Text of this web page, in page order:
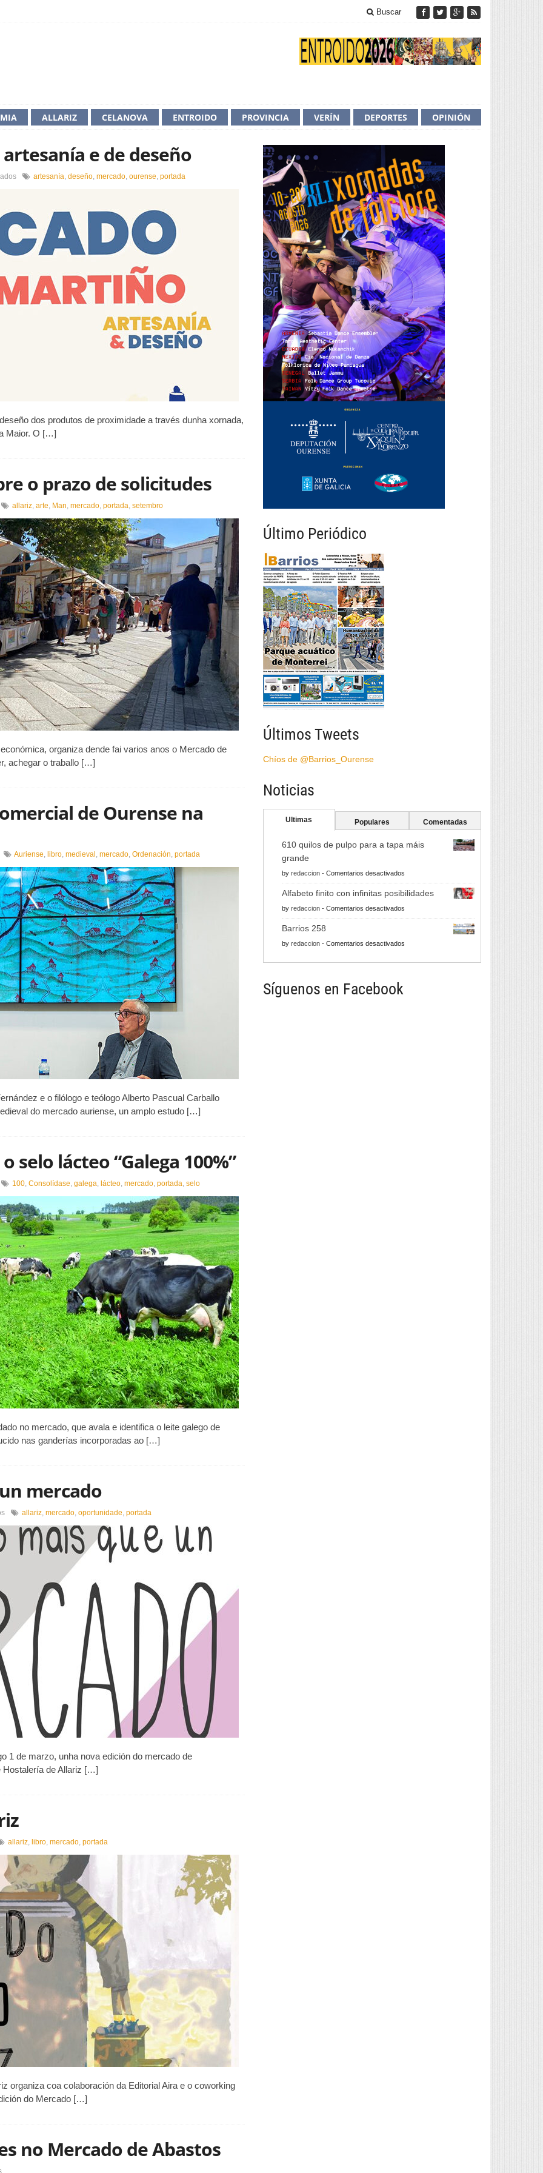
Buscar
OPINIÓN
DEPORTES
VERÍN
PROVINCIA
ENTROIDO
CELANOVA
ALLARIZ
e de deseño
en
de
artesanía
de
deseño
artesanía deseño mercado ourense portada
dos produtos de proximidade a través dunha xornada,
Maior. O […]
o prazo de solicitudes
allariz arte Man mercado portada setembro
organiza dende fai varios anos o Mercado de
achegar o traballo […]
de Ourense na
de
Auriense libro medieval mercado Ordenación portada
e o filólogo e teólogo Alberto Pascual Carballo
do mercado auriense, un amplo estudo […]
selo lácteo “Galega 100%”
100 Consolídase galega lácteo mercado portada selo
no mercado, que avala e identifica o leite galego de
nas ganderías incorporadas ao […]
mercado
en
é
Moito
máis
allariz mercado oportunidade portada
1 de marzo, unha nova edición do mercado de
Hostalería de Allariz […]
allariz libro mercado portada
organiza coa colaboración da Editorial Aira e o coworking
do Mercado […]
no Mercado de Abastos
en
Último Periódico
Últimos Tweets
Chíos de @Barrios_Ourense
Noticias
Ultimas Populares Comentadas
610 quilos de pulpo para a tapa máis
grande
by redaccion - Comentarios desactivados
610
Alfabeto finito con infinitas posibilidades
by redaccion - Comentarios desactivados
Alfabeto
infinitas
Barrios 258
by redaccion - Comentarios desactivados
Síguenos en Facebook